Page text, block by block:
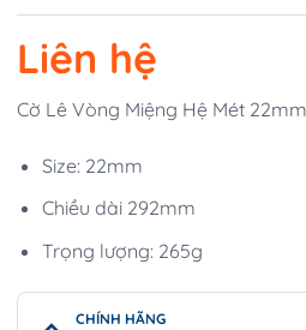
Liên hệ
Cờ Lê Vòng Miệng Hệ Mét
Size: 22mm
Chiều dài 292mm
Trọng lượng: 265g
CHÍNH HÃNG